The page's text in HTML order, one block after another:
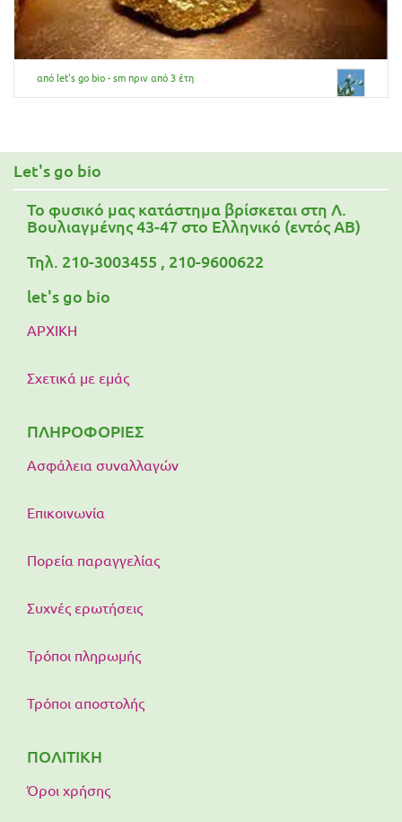
από let's go bio - smπριν από 3 έτη
ΧΡΥΣΟΣ ΣΤΗΝ ΚΟΣΜEΤΟΛΟΓΙΑ
Let's go bio
To φυσικό μας κατάστημα βρίσκεται στη Λ.
Βουλιαγμένης 43-47 στο Ελληνικό (εντός ΑΒ)
Τηλ. 210-3003455 , 210-9600622
let's go bio
ΑΡΧΙΚΗ
Σχετικά με εμάς
ΠΛΗΡΟΦΟΡΙΕΣ
Ασφάλεια συναλλαγών
Επικοινωνία
Πορεία παραγγελίας
Συχνές ερωτήσεις
Τρόποι πληρωμής
Τρόποι αποστολής
ΠΟΛΙΤΙΚΗ
Όροι χρήσης